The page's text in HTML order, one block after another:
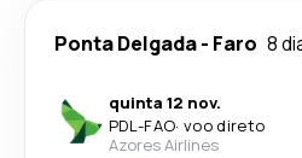
Ponta Delgada- Faro 8
quinta 12 nov.
PDL-FAO· voo direto
Azores Airlines